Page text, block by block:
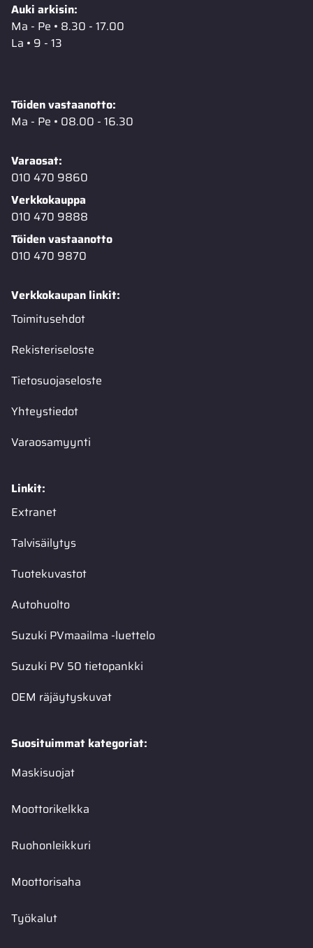
Auki arkisin:
Ma - Pe • 8.30 - 17.00
La • 9 - 13
Töiden vastaanotto:
Ma - Pe • 08.00 - 16.30
Varaosat:
010 470 9860
Verkkokauppa
010 470 9888
Töiden vastaanotto
010 470 9870
Verkkokaupan linkit:
Toimitusehdot
Rekisteriseloste
Tietosuojaseloste
Yhteystiedot
Varaosamyynti
Linkit:
Extranet
Talvisäilytys
Tuotekuvastot
Autohuolto
Suzuki PVmaailma -luettelo
Suzuki PV 50 tietopankki
OEM räjäytyskuvat
Suosituimmat kategoriat:
Maskisuojat
Moottorikelkka
Ruohonleikkuri
Moottorisaha
Työkalut